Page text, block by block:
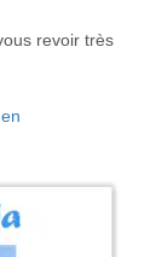
revoir très
en